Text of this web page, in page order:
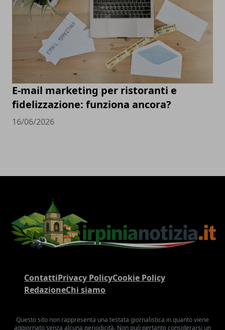
E-mail marketing per ristoranti e
fidelizzazione: funziona ancora?
16/06/2026
ContattiPrivacy PolicyCookie Policy
RedazioneChi siamo
Questo sito non rappresenta una testata giornalistica in quanto viene
aggiornato senza alcuna periodicità. Non può pertanto considerarsi un